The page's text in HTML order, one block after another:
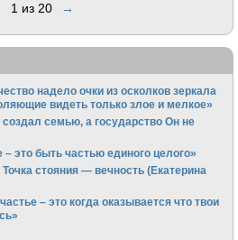
1 из 20 →
надело очки из осколков зеркала
видеть только злое и мелкое»
семью, а государство Он не
это быть частью единого целого»
стояния — вечность (Екатерина
– это когда оказывается что твои